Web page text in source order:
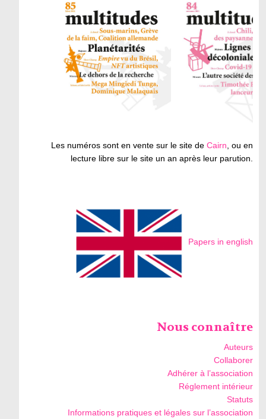
Les numéros sont en vente sur le site deCairn, ou en
lecture libre sur le site un an après leur parution.
Papers in english
Nous connaître
Auteurs
Collaborer
Adhérer à l’association
Réglement intérieur
Statuts
Informations pratiques et légales sur l’association